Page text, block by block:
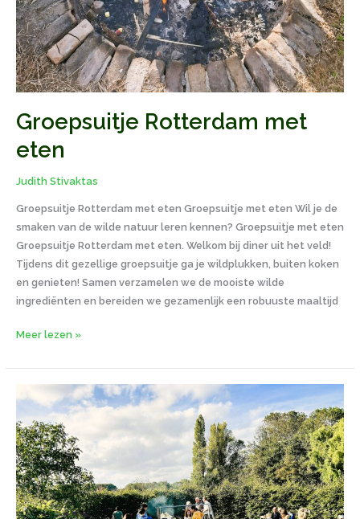
Groepsuitje Rotterdam met
eten
Judith Stivaktas
Groepsuitje Rotterdam met eten Groepsuitje met eten Wil je de
smaken van de wilde natuur leren kennen? Groepsuitje met eten
Groepsuitje Rotterdam met eten. Welkom bij diner uit het veld!
Tijdens dit gezellige groepsuitje ga je wildplukken, buiten koken
en genieten! Samen verzamelen we de mooiste wilde
ingrediënten en bereiden we gezamenlijk een robuuste maaltijd
Meer lezen »
Groepsuitje
Rotterdam